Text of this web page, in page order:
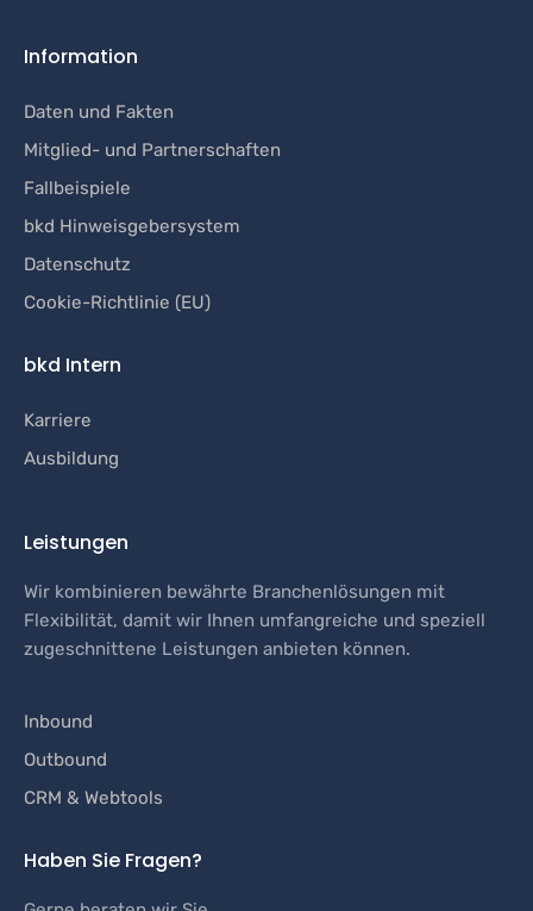
Information
Daten und Fakten
Mitglied- und Partnerschaften
Fallbeispiele
bkd Hinweisgebersystem
Datenschutz
Cookie-Richtlinie (EU)
bkd Intern
Karriere
Ausbildung
Leistungen
Wir kombinieren bewährte Branchenlösungen mit
Flexibilität, damit wir Ihnen umfangreiche und speziell
zugeschnittene Leistungen anbieten können.
Inbound
Outbound
CRM & Webtools
Haben Sie Fragen?